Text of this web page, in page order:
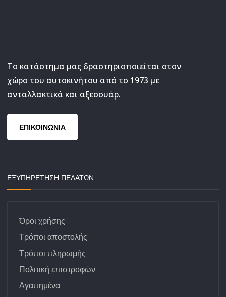
Το κατάστημα μας δραστηριοποιείται στον
χώρο του αυτοκινήτου από το 1973 με
ανταλλακτικά και αξεσουάρ.
ΕΠΙΚΟΙΝΩΝΙΑ
ΕΞΥΠΗΡΕΤΗΣΗ ΠΕΛΑΤΩΝ
Όροι χρήσης
Τρόποι αποστολής
Τρόποι πληρωμής
Πολιτική επιστροφών
Αγαπημένα